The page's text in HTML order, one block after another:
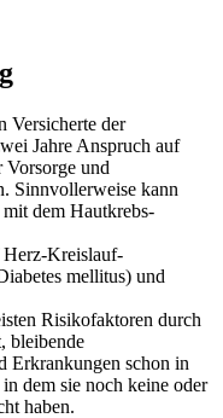
Versicherte der
Jahre Anspruch auf
Vorsorge und
Sinnvollerweise kann
dem Hautkrebs-
Kreislauf-
mellitus) und
Risikofaktoren durch
bleibende
Erkrankungen schon in
dem sie noch keine oder
haben.